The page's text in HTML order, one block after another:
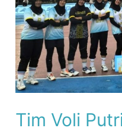
Tim Voli
Sabet
Juara
II
Tingkat
SMA
Antar